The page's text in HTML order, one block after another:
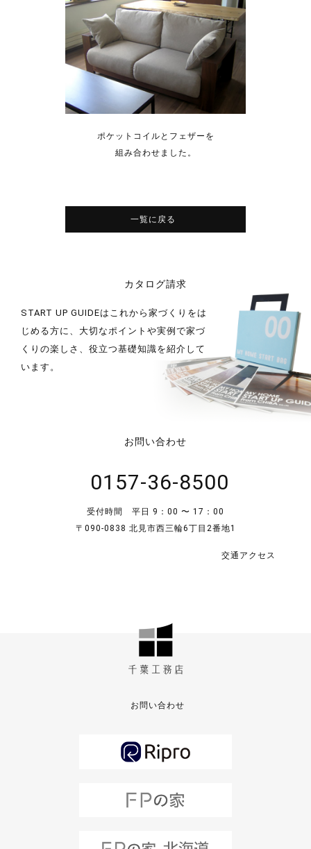
ポケットコイルとフェザーを
組み合わせました。
一覧に戻る
カタログ請求
START UP GUIDEはこれから家づくりをは
じめる方に、大切なポイントや実例で家づ
くりの楽しさ、役立つ基礎知識を紹介して
います。
お問い合わせ
0157-36-8500
受付時間 平日 9：00 〜 17：00
〒090-0838 北見市西三輪6丁目2番地1
交通アクセス
お問い合わせ